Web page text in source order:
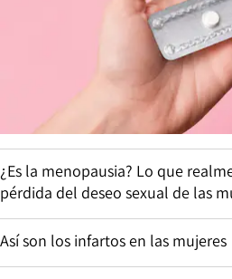
¿Es la menopausia? Lo que
pérdida del deseo sexual de las
Así son los infartos en las mujeres